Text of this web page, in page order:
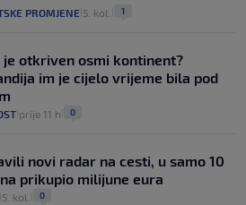
PROMJENE 5. kol. 1
je otkriven osmi kontinent?
im je cijelo vrijeme bila pod
prije 11 h 0
novi radar na cesti, u samo 10
prikupio milijune eura
5. kol. 0